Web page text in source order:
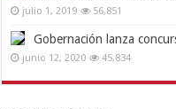
julio 1, 2019 56,851
Gobernación lanza
junio 12, 2020 45,834